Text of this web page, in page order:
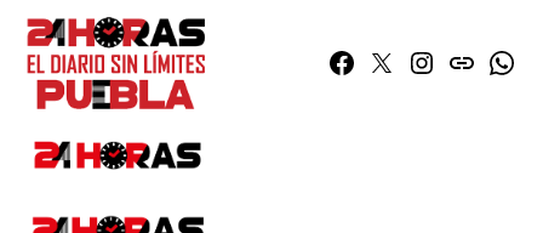
Facebook
TwitterInstagram
issuu